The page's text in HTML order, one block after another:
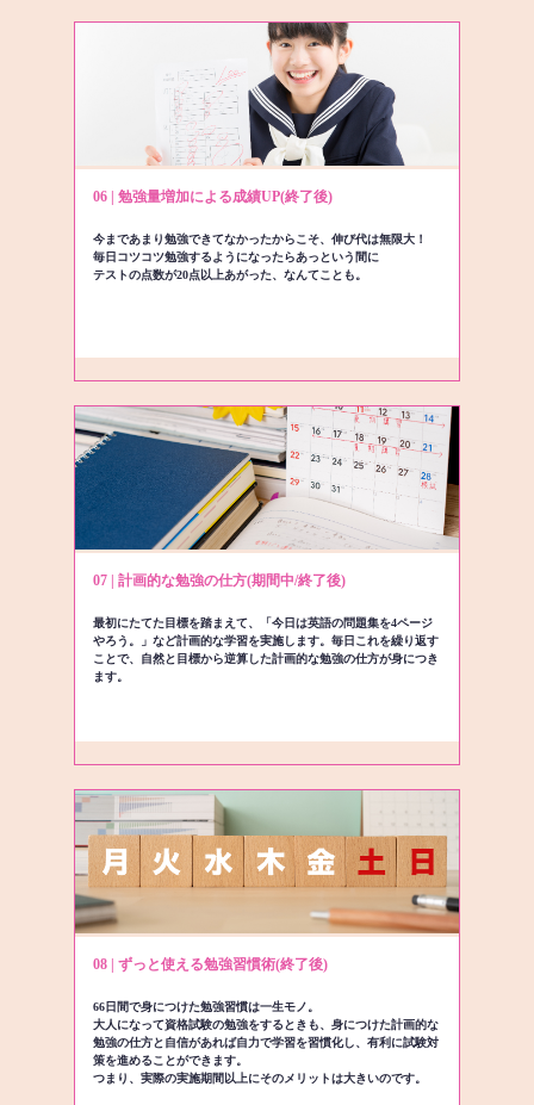
06 | 勉強量増加による成績UP(終了後)
今まであまり勉強できてなかったからこそ、伸び代は無限大！
毎日コツコツ勉強するようになったらあっという間に
テストの点数が20点以上あがった、なんてことも。
07 | 計画的な勉強の仕方(期間中/終了後)
最初にたてた目標を踏まえて、「今日は英語の問題集を4ページ
やろう。」など計画的な学習を実施します。毎日これを繰り返す
ことで、自然と目標から逆算した計画的な勉強の仕方が身につき
ます。
08 | ずっと使える勉強習慣術(終了後)
66日間で身につけた勉強習慣は一生モノ。
大人になって資格試験の勉強をするときも、身につけた計画的な
勉強の仕方と自信があれば自力で学習を習慣化し、有利に試験対
策を進めることができます。
つまり、実際の実施期間以上にそのメリットは大きいのです。